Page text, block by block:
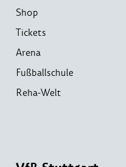
Shop
Tickets
Arena
Fußballschule
Reha-Welt